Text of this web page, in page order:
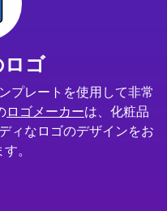
ロゴ
プレートを使用して非常
ロゴメーカーは、化粧品
ィなロゴのデザインをお
。